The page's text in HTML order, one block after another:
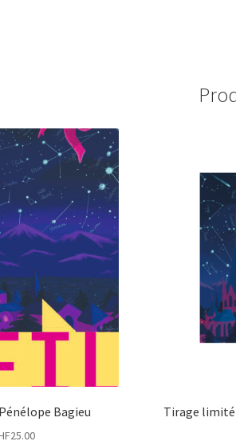
Bagieu
25.00
Tirage limité